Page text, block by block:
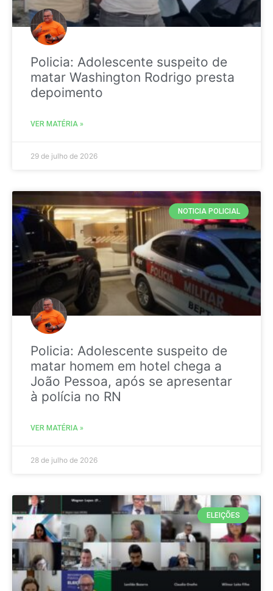
Policia: Adolescente suspeito de
matar Washington Rodrigo presta
depoimento
VER MATÉRIA »
29 de julho de 2026
NOTICIA POLICIAL
Policia: Adolescente suspeito de
matar homem em hotel chega a
João Pessoa, após se apresentar
à polícia no RN
VER MATÉRIA »
28 de julho de 2026
ELEIÇÕES